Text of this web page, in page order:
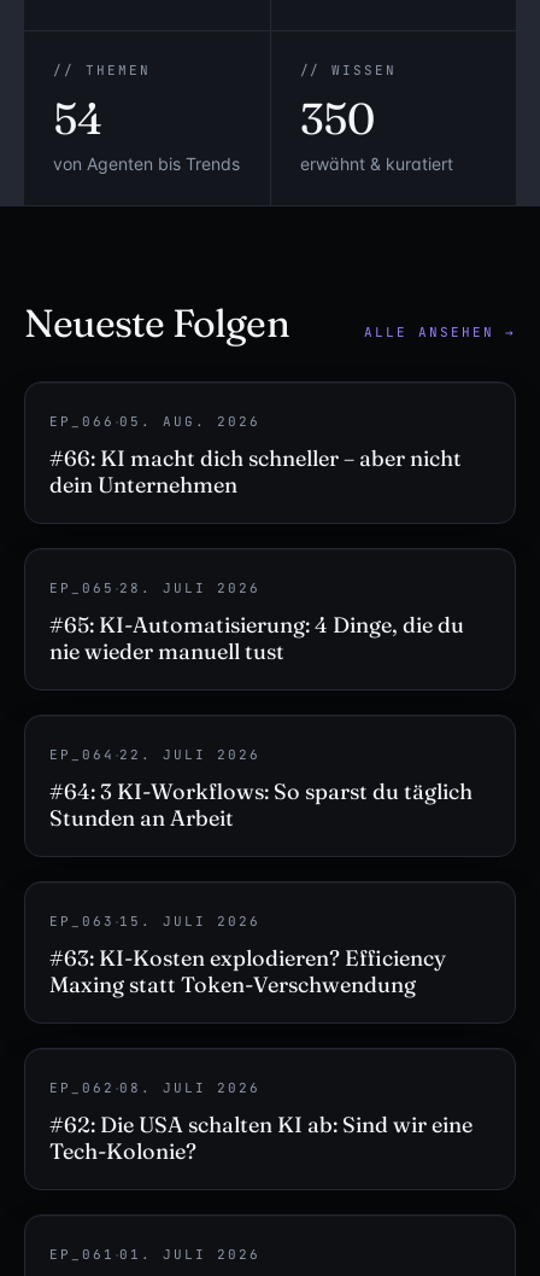
// THEMEN
54
von Agenten bis Trends
// WISSEN
350
erwähnt & kuratiert
Neueste Folgen ALLE ANSEHEN →
EP_066 ·05. AUG. 2026
#66: KI macht dich schneller – aber nicht
dein Unternehmen
EP_065 ·28. JULI 2026
#65: KI-Automatisierung: 4 Dinge, die du
nie wieder manuell tust
EP_064 ·22. JULI 2026
#64: 3 KI-Workflows: So sparst du täglich
Stunden an Arbeit
EP_063 ·15. JULI 2026
#63: KI-Kosten explodieren? Efficiency
Maxing statt Token-Verschwendung
EP_062 ·08. JULI 2026
#62: Die USA schalten KI ab: Sind wir eine
Tech-Kolonie?
EP_061 ·01. JULI 2026